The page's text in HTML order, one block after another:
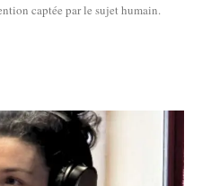
captée par le sujet humain.